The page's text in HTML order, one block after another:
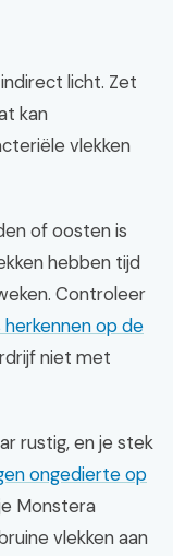
licht. Zet
kan
vlekken
of oosten is
hebben tijd
Controleer
herkennen op de
niet met
rustig, en je stek
ongedierte op
Monstera
vlekken aan